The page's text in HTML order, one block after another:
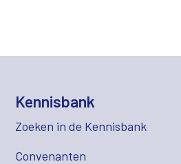
Kennisbank
Zoeken in de Kennisbank
Convenanten